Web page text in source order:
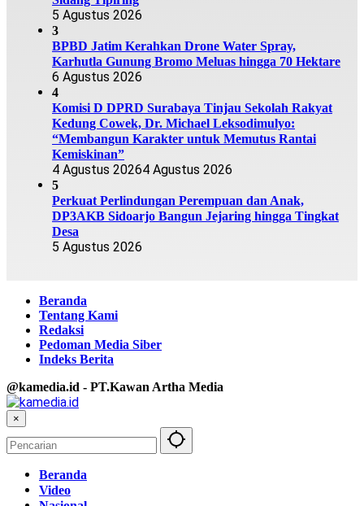
5 Agustus 2026
3
BPBD Jatim Kerahkan Drone Water Spray,
Karhutla Gunung Bromo Meluas hingga 70 Hektare
6 Agustus 2026
4
Komisi D DPRD Surabaya Tinjau Sekolah Rakyat
Kedung Cowek, Dr. Michael Leksodimulyo:
“Membangun Karakter untuk Memutus Rantai
Kemiskinan”
4 Agustus 20264 Agustus 2026
5
Perkuat Perlindungan Perempuan dan Anak,
DP3AKB Sidoarjo Bangun Jejaring hingga Tingkat
Desa
5 Agustus 2026
Beranda
Tentang Kami
Redaksi
Pedoman Media Siber
Indeks Berita
@kamedia.id - PT.Kawan Artha Media
×
Beranda
Video